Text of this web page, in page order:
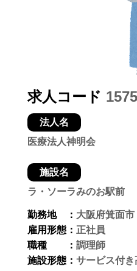
求人コード
法人名
医療法人神明会
施設名
ラ・ソーラみのお駅前
勤務地 ： 大阪府箕面市
雇用形態： 正社員
職種 ： 調理師
施設形態： サービス付